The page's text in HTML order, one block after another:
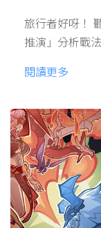
旅行者好呀！
推演」分析戰
閱讀更多